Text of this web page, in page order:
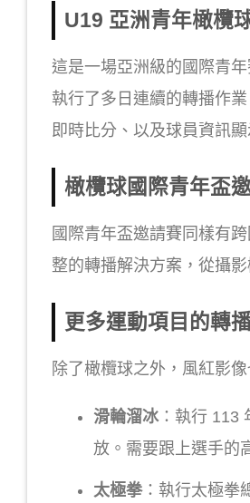
U19 亞洲青年橄欖
這是一場亞洲級的國際青
執行了多日連續的轉播作
即時比分、以及球員資訊
橄欖球國際青年盃
國際青年盃邀請賽同樣有
整的轉播解決方案，從攝
更多運動項目的轉
除了橄欖球之外，風紅影
滑輪溜冰：執行 113
放。需要跟上選手的
太極拳：執行太極拳